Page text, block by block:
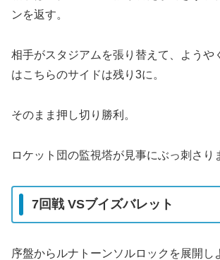
ンを返す。
相手がスタジアムを張り替えて、ようや
はこちらのサイドは残り3に。
そのまま押し切り勝利。
ロケット団の監視塔が見事にぶっ刺さり
7回戦 VSブイズバレット
序盤からルナトーンソルロックを展開し